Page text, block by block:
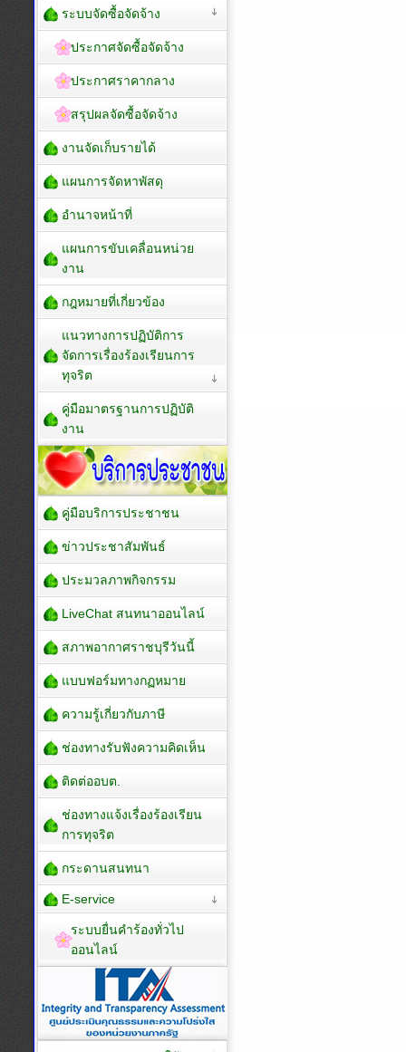
ระบบจัดซื้อจัดจ้าง
ประกาศจัดซื้อจัดจ้าง
ประกาศราคากลาง
สรุปผลจัดซื้อจัดจ้าง
งานจัดเก็บรายได้
แผนการจัดหาพัสดุ
อำนาจหน้าที่
แผนการขับเคลื่อนหน่วย
งาน
กฎหมายที่เกี่ยวข้อง
แนวทางการปฏิบัติการ
จัดการเรื่องร้องเรียนการ
ทุจริต
คู่มือมาตรฐานการปฏิบัติ
งาน
คู่มือบริการประชาชน
ข่าวประชาสัมพันธ์
ประมวลภาพกิจกรรม
LiveChat สนทนาออนไลน์
สภาพอากาศราชบุรีวันนี้
แบบฟอร์มทางกฏหมาย
ความรู้เกี่ยวกับภาษี
ช่องทางรับฟังความคิดเห็น
ติดต่ออบต.
ช่องทางแจ้งเรื่องร้องเรียน
การทุจริต
กระดานสนทนา
E-service
ระบบยื่นคำร้องทั่วไป
ออนไลน์